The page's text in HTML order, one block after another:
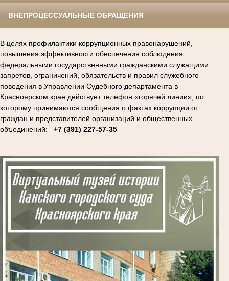
ВНЕПРОЦЕССУАЛЬНЫЕ ОБРАЩЕНИЯ
В целях профилактики коррупционных правонарушений,
повышения эффективности обеспечения соблюдения
федеральными государственными гражданскими служащими
запретов, ограничений, обязательств и правил служебного
поведения в Управлении Судебного департамента в
Красноярском крае действует телефон «горячей линии», по
которому принимаются сообщения о фактах коррупции от
граждан и представителей организаций и общественных
объединений: +7 (391) 227-57-35